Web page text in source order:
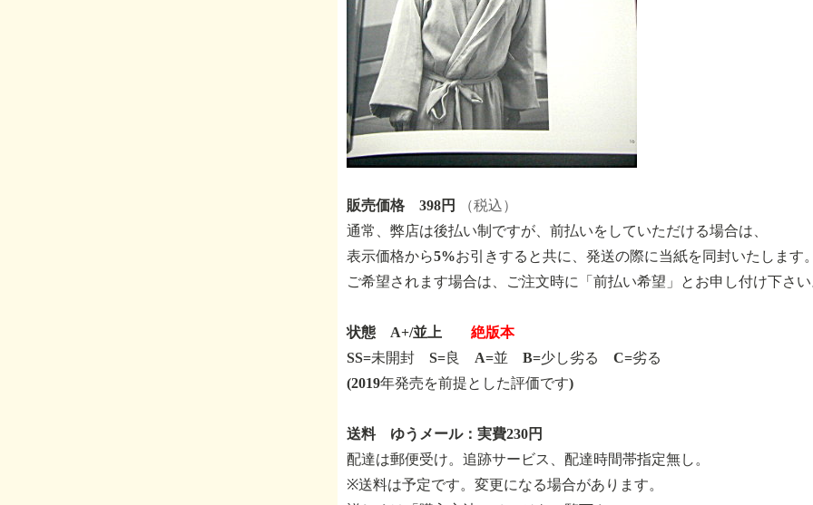
販売価格 398円
（税込）
通常、弊店は後払い制ですが、前払いをしていただける場合は、
表示価格から5%お引きすると共に、発送の際に当紙を同封いたします
ご希望されます場合は、ご注文時に「前払い希望」とお申し付け下さ
状態 A+/並上
絶版本
SS=未開封 S=良 A=並 B=少し劣る C=劣る
(2019年発売を前提とした評価です)
送料 ゆうメール：実費230円
配達は郵便受け。追跡サービス、配達時間帯指定無し。
※送料は予定です。変更になる場合があります。